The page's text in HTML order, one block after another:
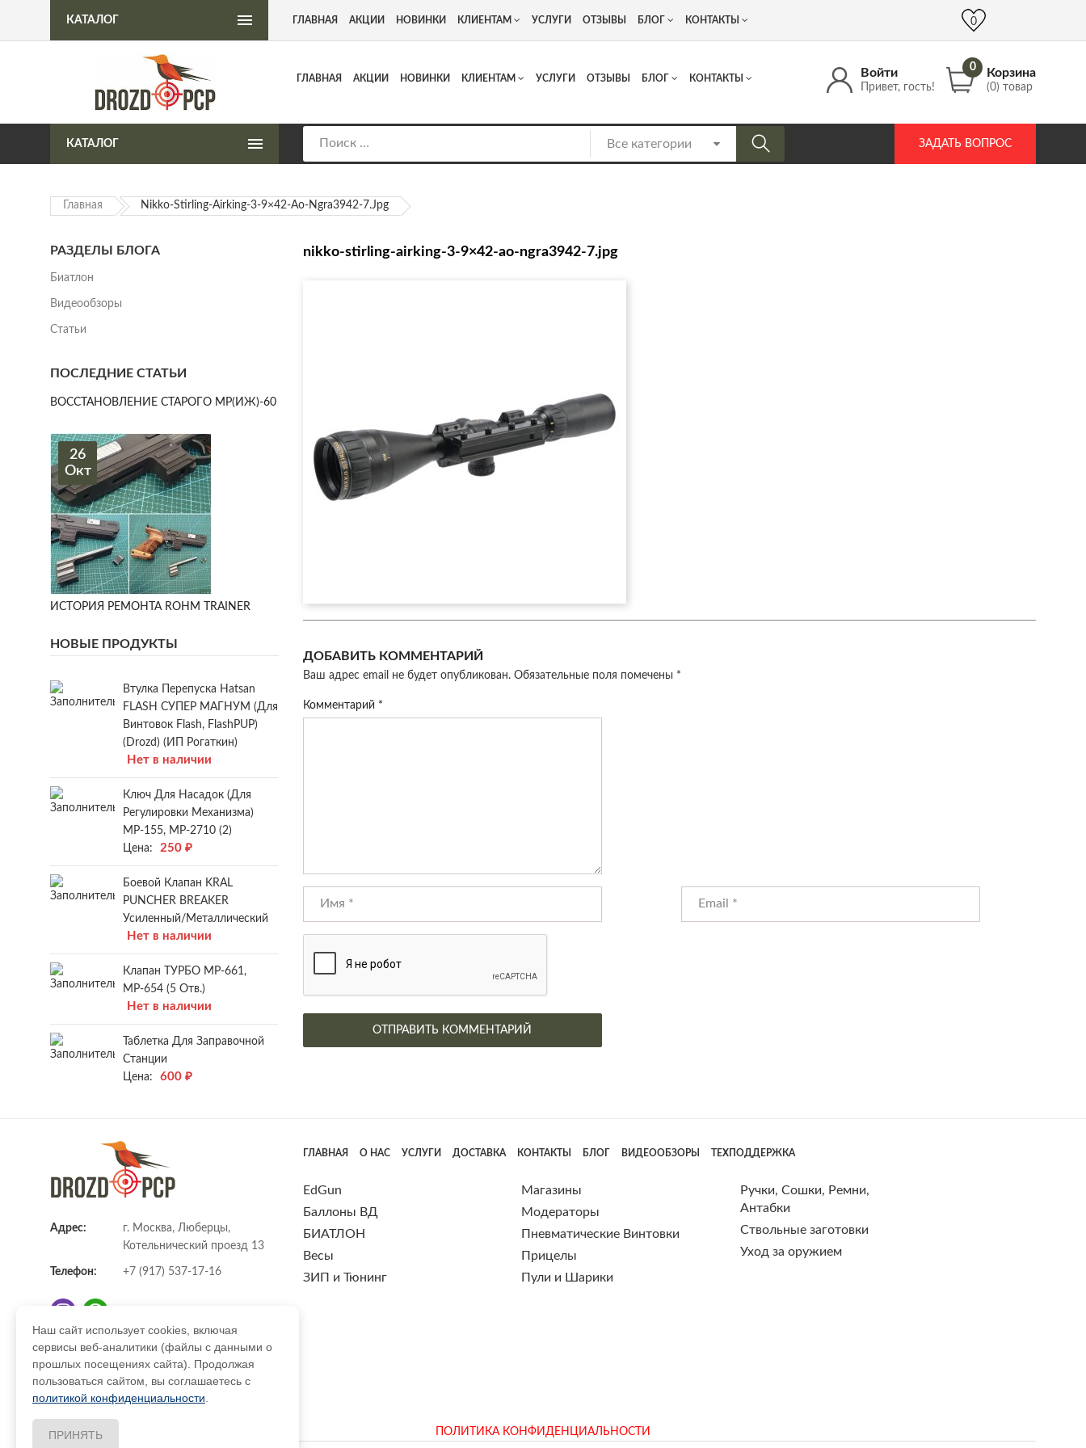
Интернет-магазин пневматического оружия Адрес: г. Москва, Люберцы, Котельнический проезд 13 +7 (917) 537 17 16 info@DrozdPcp.ru
Войти
Привет, гость!
0 Корзина
(0) товар
ГЛАВНАЯ АКЦИИ НОВИНКИ КЛИЕНТАМ УСЛУГИ ОТЗЫВЫ БЛОГ КОНТАКТЫ
КАТАЛОГ ЗАДАТЬ ВОПРОС
КАТАЛОГ ГЛАВНАЯ АКЦИИ НОВИНКИ КЛИЕНТАМ УСЛУГИ ОТЗЫВЫ БЛОГ КОНТАКТЫ 0
Главная Nikko-Stirling-Airking-3-9×42-Ao-Ngra3942-7.jpg
nikko-stirling-airking-3-9×42-ao-ngra3942-7.jpg
ДОБАВИТЬ КОММЕНТАРИЙ
Ваш адрес email не будет опубликован. Обязательные поля помечены *
Комментарий *
РАЗДЕЛЫ БЛОГА
Биатлон
Видеообзоры
Статьи
ПОСЛЕДНИЕ СТАТЬИ
ВОССТАНОВЛЕНИЕ СТАРОГО МР(ИЖ)-60
26
Окт
ИСТОРИЯ РЕМОНТА ROHM TRAINER
НОВЫЕ ПРОДУКТЫ
Втулка Перепуска Hatsan
FLASH СУПЕР МАГНУМ (для
Винтовок Flash, FlashPUP)
(Drozd) (ИП Рогаткин)
Нет в наличии
Ключ Для Насадок (для
Регулировки Механизма)
МР-155, МР-2710 (2)
Цена:
250 ₽
Боевой Клапан KRAL
PUNCHER BREAKER
Усиленный/металлический
Нет в наличии
Клапан ТУРБО МР-661,
МР-654 (5 Отв.)
Нет в наличии
Таблетка Для Заправочной
Станции
Цена:
600 ₽
Адрес:
г. Москва, Люберцы,
Котельнический проезд 13
Телефон: +7 (917) 537-17-16
E-mail: info@DrozdPcp.ru
ГЛАВНАЯ О НАС УСЛУГИ ДОСТАВКА КОНТАКТЫ БЛОГ ВИДЕООБЗОРЫ ТЕХПОДДЕРЖКА
EdGun
Баллоны ВД
БИАТЛОН
Весы
ЗИП и Тюнинг
Магазины
Модераторы
Пневматические Винтовки
Прицелы
Пули и Шарики
Ручки, Сошки, Ремни,
Антабки
Ствольные заготовки
Уход за оружием
ПОЛИТИКА КОНФИДЕНЦИАЛЬНОСТИ
Наш сайт использует cookies, включая
сервисы веб-аналитики (файлы с данными о
прошлых посещениях сайта). Продолжая
пользоваться сайтом, вы соглашаетесь с
политикой конфиденциальности
ПРИНЯТЬ